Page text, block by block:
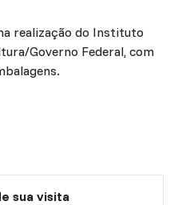
realização do Instituto
Governo Federal, com
sua visita